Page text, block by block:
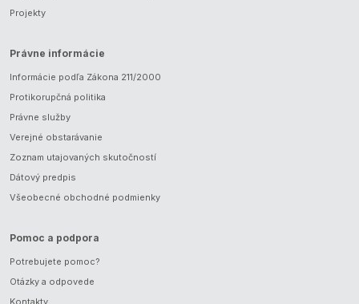
Projekty
Právne informácie
Informácie podľa Zákona 211/2000
Protikorupčná politika
Právne služby
Verejné obstarávanie
Zoznam utajovaných skutočností
Dátový predpis
Všeobecné obchodné podmienky
Pomoc a podpora
Potrebujete pomoc?
Otázky a odpovede